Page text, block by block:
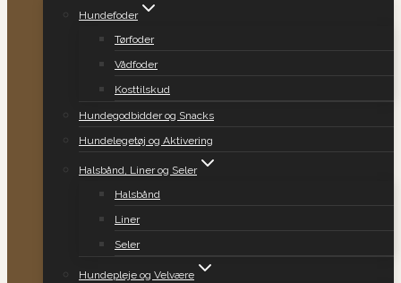
Hundefoder
Tørfoder
Vådfoder
Kosttilskud
Hundegodbidder og Snacks
Hundelegetøj og Aktivering
Halsbånd, Liner og Seler
Halsbånd
Liner
Seler
Hundepleje og Velvære